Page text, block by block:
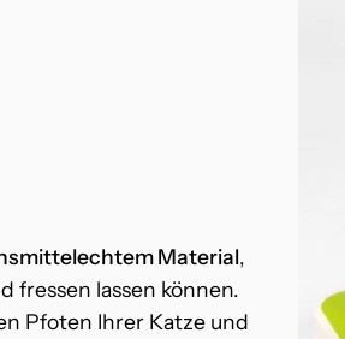
Material,
fressen lassen können.
Pfoten Ihrer Katze und